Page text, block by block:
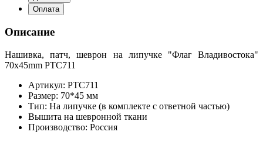
Оплата
Описание
Нашивка, патч, шеврон на липучке "Флаг Владивостока"
70x45mm PTC711
Артикул: PTC711
Размер: 70*45 мм
Тип: На липучке (в комплекте с ответной частью)
Вышита на шевронной ткани
Производство: Россия